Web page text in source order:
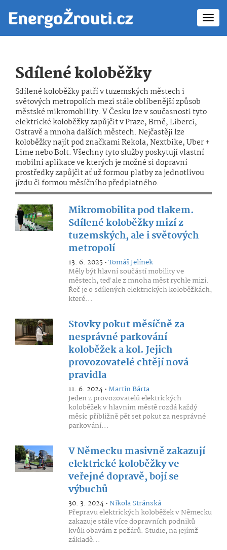
Sdílené koloběžky
Sdílené koloběžky patří v tuzemských městech i
světových metropolích mezi stále oblíbenější způsob
městské mikromobility. V Česku lze v současnosti tyto
elektrické koloběžky zapůjčit v Praze, Brně, Liberci,
Ostravě a mnoha dalších městech. Nejčastěji lze
koloběžky najít pod značkami Rekola, Nextbike, Uber +
Lime nebo Bolt. Všechny tyto služby poskytují vlastní
mobilní aplikace ve kterých je možné si dopravní
prostředky zapůjčit ať už formou platby za jednotlivou
jízdu či formou měsíčního předplatného.
Mikromobilita pod tlakem.
Sdílené koloběžky mizí z
tuzemských, ale i světových
metropolí
13. 6. 2025 •Tomáš Jelínek
Měly být hlavní součástí mobility ve
městech, teď ale z mnoha měst rychle mizí.
Řeč je o sdílených elektrických koloběžkách,
které...
Stovky pokut měsíčně za
nesprávné parkování
koloběžek a kol. Jejich
provozovatelé chtějí nová
pravidla
11. 6. 2024 •Martin Bárta
Jeden z provozovatelů elektrických
koloběžek v hlavním městě rozdá každý
měsíc přibližně pět set pokut za nesprávné
parkování...
V Německu masivně zakazují
elektrické koloběžky ve
veřejné dopravě, bojí se
výbuchů
30. 3. 2024 •Nikola Stránská
Přepravu elektrických koloběžek v Německu
zakazuje stále více dopravních podniků
kvůli obavám z požárů. Studie, na jejímž
základě...